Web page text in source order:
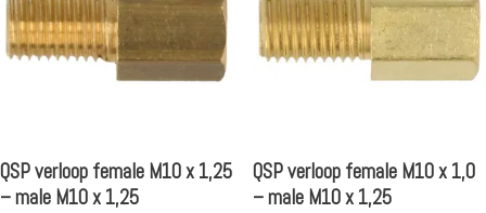
QSP verloop female M10 x 1,25
– male M10 x 1,25
QSP verloop female M10 x 1,0
– male M10 x 1,25